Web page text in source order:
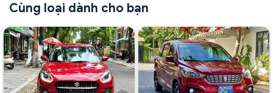
Cùng loại dành cho bạn